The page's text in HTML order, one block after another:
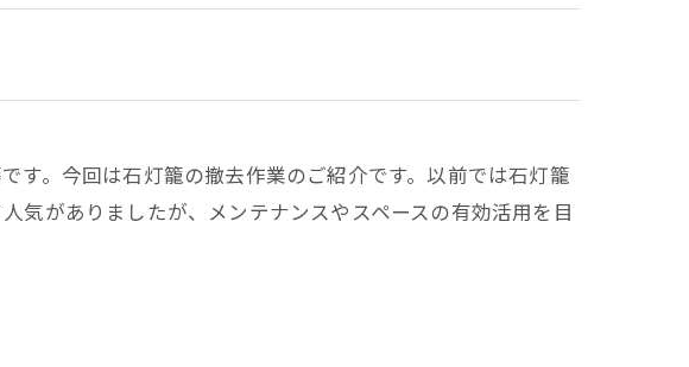
す。今回は石灯籠の撤去作業のご紹介です。以前では石灯籠
気がありましたが、メンテナンスやスペースの有効活用を目